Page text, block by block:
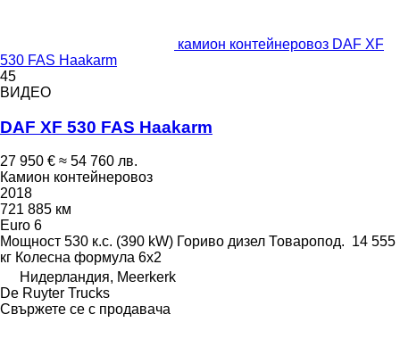
камион контейнеровоз DAF XF
530 FAS Haakarm
45
ВИДЕО
DAF XF 530 FAS Haakarm
27 950 € ≈ 54 760 лв.
Камион контейнеровоз
2018
721 885 км
Euro 6
Мощност 530 к.с. (390 kW) Гориво дизел Товаропод. 14 555
кг Колесна формула 6x2
Нидерландия, Meerkerk
De Ruyter Trucks
Свържете се с продавача